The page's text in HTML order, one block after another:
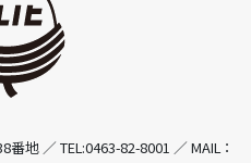
地 ／ TEL:0463-82-8001 ／ MAIL：